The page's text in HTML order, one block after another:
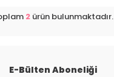
2 ürün bulunmaktadır.
E-Bülten Aboneliği